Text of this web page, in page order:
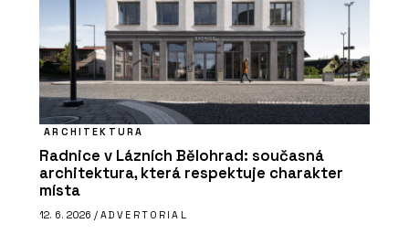
ARCHITEKTURA
Radnice v Lázních Bělohrad: současná
architektura, která respektuje charakter
místa
12. 6. 2026 / ADVERTORIAL